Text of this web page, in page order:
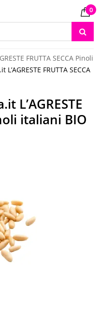
0
FRUTTA SECCA Pinoli
FRUTTA SECCA
L’AGRESTE
italiani BIO